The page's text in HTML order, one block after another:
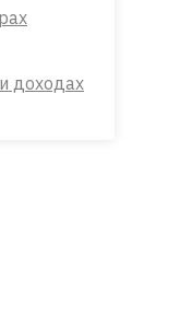
доходах